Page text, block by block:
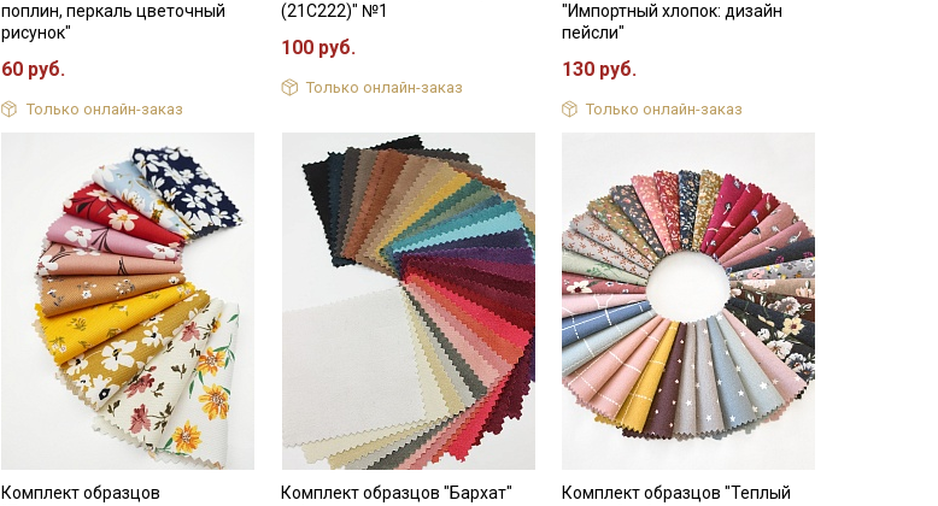
поплин, перкаль цветочный
рисунок"
60 руб.
Только онлайн-заказ
(21С222)" №1
100 руб.
Только онлайн-заказ
"Импортный хлопок: дизайн
пейсли"
130 руб.
Только онлайн-заказ
Комплект образцов
Комплект образцов "Бархат"
Комплект образцов "Теплый